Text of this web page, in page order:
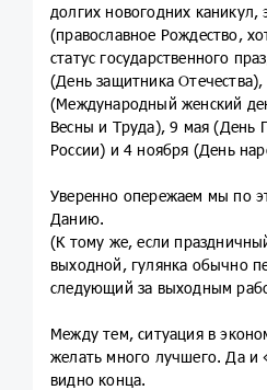
долгих новогодних каникул,
(православное Рождество,
статус государственного
(День защитника
(Международный женский
Весны и Труда), 9 мая
России) и 4 ноября (День
Уверенно опережаем мы по
Данию.
(К тому же, если
выходной, гулянка обычно
следующий за выходным
Между тем, ситуация в
желать много лучшего. Да и
видно конца.